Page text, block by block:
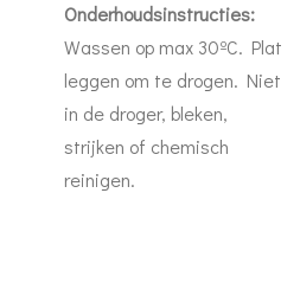
Onderhoudsinstructies:
Wassen op max 30ºC. Plat
leggen om te drogen. Niet
in de droger, bleken,
strijken of chemisch
reinigen.